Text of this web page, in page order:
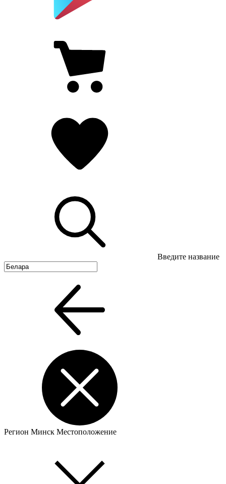
Введите название
Регион Минск Местоположение